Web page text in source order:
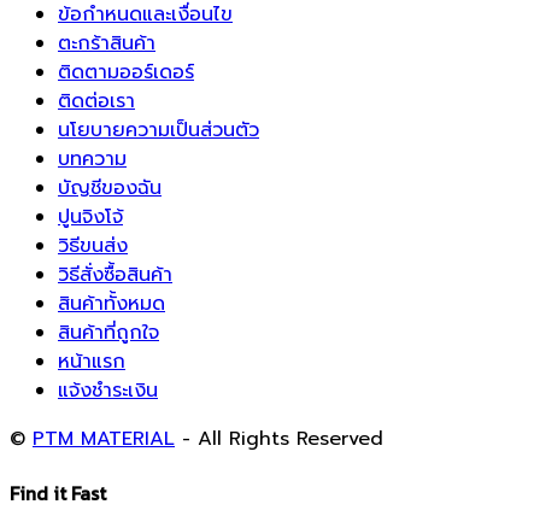
ข้อกำหนดและเงื่อนไข
ตะกร้าสินค้า
ติดตามออร์เดอร์
ติดต่อเรา
นโยบายความเป็นส่วนตัว
บทความ
บัญชีของฉัน
ปูนจิงโจ้
วิธีขนส่ง
วิธีสั่งซื้อสินค้า
สินค้าทั้งหมด
สินค้าที่ถูกใจ
หน้าแรก
แจ้งชำระเงิน
© PTM MATERIAL - All Rights Reserved
Find it Fast